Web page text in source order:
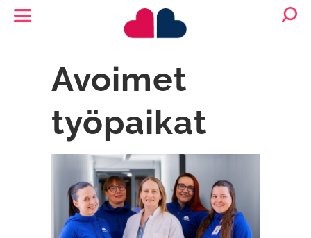
Avoimet
työpaikat